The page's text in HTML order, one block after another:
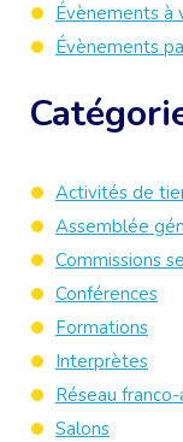
Évènements à
Évènements
Activités de
Assemblée
Commissions
Conférences
Formations
Interprètes
Réseau
Salons